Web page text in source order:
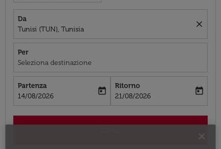
Da
Tunisi (TUN), Tunisia
close
Per
Seleziona destinazione
Partenza
fc-booking-departure-date-aria-label
14/08/2026
today
Ritorno
fc-booking-return-date-aria-label
21/08/2026
today